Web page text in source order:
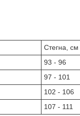
Стегна, см
93 - 96
97 - 101
102 - 106
107 - 111